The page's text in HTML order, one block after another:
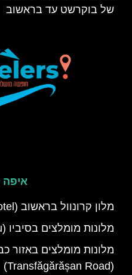
של בוקרשט עד בראשוב
איפה
מלון קרונוול בראשוב (Kronwell Brasov Hotel)
מלונות מומלצים בסיביו (Sibiu) רומניה
מלונות מומלצים באזור
(Transfăgărășan Road)